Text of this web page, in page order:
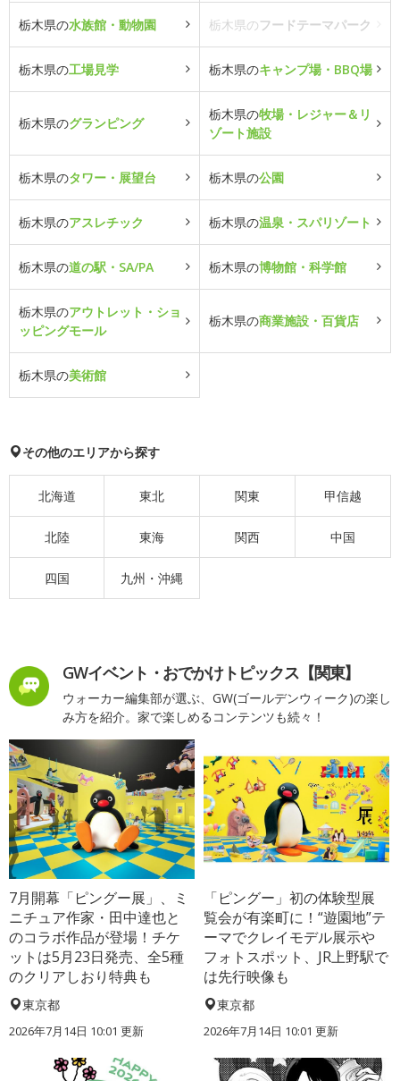
栃木県の水族館・動物園 栃木県のフードテーマパーク
栃木県の工場見学 栃木県のキャンプ場・BBQ場
栃木県のグランピング
栃木県の牧場・レジャー＆リ
ゾート施設
栃木県のタワー・展望台 栃木県の公園
栃木県のアスレチック 栃木県の温泉・スパリゾート
栃木県の道の駅・SA/PA 栃木県の博物館・科学館
栃木県のアウトレット・ショ
ッピングモール
栃木県の商業施設・百貨店
栃木県の美術館
その他のエリアから探す
北海道 東北 関東 甲信越
北陸 東海 関西 中国
四国 九州・沖縄
GWイベント・おでかけトピックス【関東】
ウォーカー編集部が選ぶ、GW(ゴールデンウィーク)の楽し
み方を紹介。家で楽しめるコンテンツも続々！
7月開幕「ピングー展」、ミ
ニチュア作家・田中達也と
のコラボ作品が登場！チケ
ットは5月23日発売、全5種
のクリアしおり特典も
東京都
2026年7月14日 10:01 更新
「ピングー」初の体験型展
覧会が有楽町に！“遊園地”テ
ーマでクレイモデル展示や
フォトスポット、JR上野駅で
は先行映像も
東京都
2026年7月14日 10:01 更新